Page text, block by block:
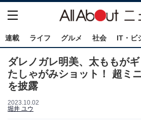
連載 ライフ グルメ 社会 IT・ビ
ダレノガレ明美、太ももが
たしゃがみショット！ 超ミ
を披露
2023.10.02
堀井 ユウ